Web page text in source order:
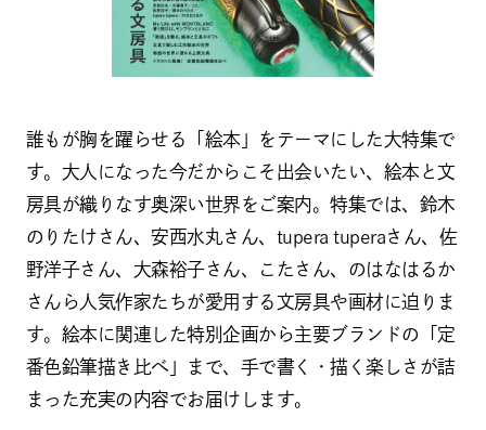
誰もが胸を躍らせる「絵本」をテーマにした大特集で
す。大人になった今だからこそ出会いたい、絵本と文
房具が織りなす奥深い世界をご案内。特集では、鈴木
のりたけさん、安西水丸さん、tupera tuperaさん、佐
野洋子さん、大森裕子さん、こたさん、のはなはるか
さんら人気作家たちが愛用する文房具や画材に迫りま
す。絵本に関連した特別企画から主要ブランドの「定
番色鉛筆描き比べ」まで、手で書く・描く楽しさが詰
まった充実の内容でお届けします。